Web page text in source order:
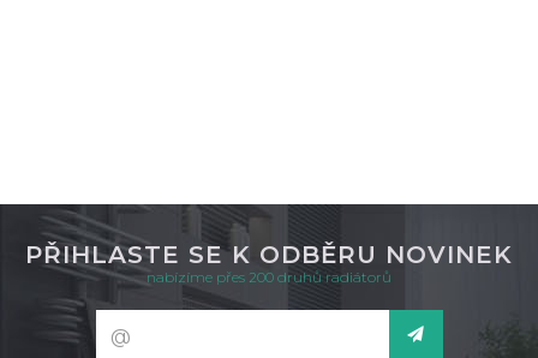
PŘIHLASTE SE K ODBĚRU NOVINEK
nabízíme přes 200 druhů radiátorů